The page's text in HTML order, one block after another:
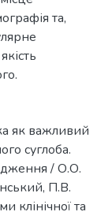
та,
як важливий
суглоба.
/ О.О.
П.В.
клінічної та